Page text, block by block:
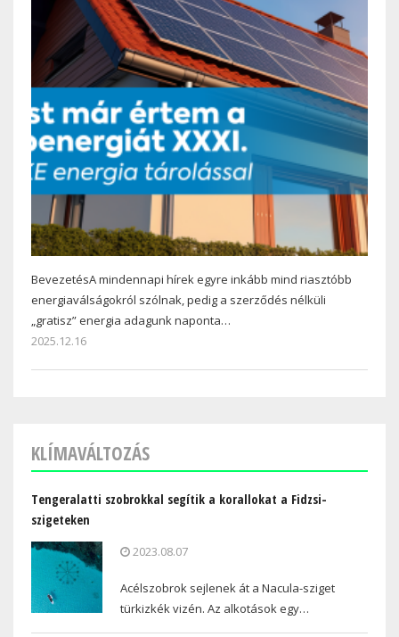
BevezetésA mindennapi hírek egyre inkább mind riasztóbb
energiaválságokról szólnak, pedig a szerződés nélküli
„gratisz” energia adagunk naponta…
2025.12.16
KLÍMAVÁLTOZÁS
Tengeralatti szobrokkal segítik a korallokat a Fidzsi-
szigeteken
2023.08.07
Acélszobrok sejlenek át a Nacula-sziget
türkizkék vizén. Az alkotások egy…